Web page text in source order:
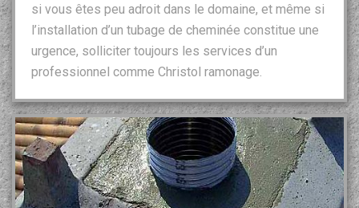
si vous êtes peu adroit dans le domaine, et même si
l’installation d’un tubage de cheminée constitue une
urgence, solliciter toujours les services d’un
professionnel comme Christol ramonage.